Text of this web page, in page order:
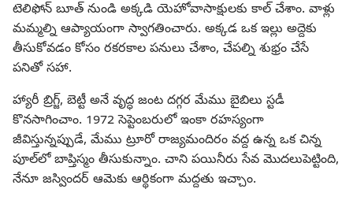
టెలిఫోన్‌ బూత్‌ నుండి అక్కడి యెహోవాసాక్షులకు కాల్‌ చేశాం. వాళ్లు
మమ్మల్ని ఆప్యాయంగా స్వాగతించారు. అక్కడ ఒక ఇల్లు అద్దెకు
తీసుకోవడం కోసం రకరకాల పనులు చేశాం, చేపల్ని శుభ్రం చేసే
పనితో సహా.
హ్యారీ బ్రిగ్జ్‌, బెట్టీ అనే వృద్ధ జంట దగ్గర మేము బైబిలు స్టడీ
కొనసాగించాం. 1972 సెప్టెంబరులో ఇంకా రహస్యంగా
జీవిస్తున్నప్పుడే, మేము ట్రూరో రాజ్యమందిరం వద్ద ఉన్న ఒక చిన్న
పూల్‌లో బాప్తిస్మం తీసుకున్నాం. చాని పయినీరు సేవ మొదలుపెట్టింది,
నేనూ జస్విందర్‌ ఆమెకు ఆర్థికంగా మద్దతు ఇచ్చాం.